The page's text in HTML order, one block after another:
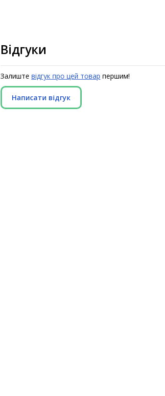
Відгуки
Залиште відгук про цей товар першим!
Написати відгук